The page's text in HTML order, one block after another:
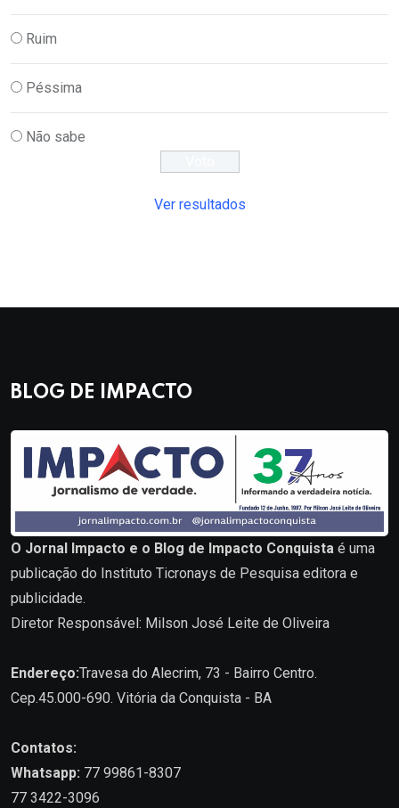
Ruim
Péssima
Não sabe
Ver resultados
BLOG DE IMPACTO
O Jornal Impacto e o Blog de Impacto Conquista é uma
publicação do Instituto Ticronays de Pesquisa editora e
publicidade.
Diretor Responsável: Milson José Leite de Oliveira
Endereço:Travesa do Alecrim, 73 - Bairro Centro.
Cep.45.000-690. Vitória da Conquista - BA
Contatos:
Whatsapp: 77 99861-8307
77 3422-3096